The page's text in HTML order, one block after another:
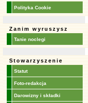
Polityka Cookie
Zanim wyruszysz
Tanie noclegi
Stowarzyszenie
Statut
Foto-redakcja
Darowizny i składki